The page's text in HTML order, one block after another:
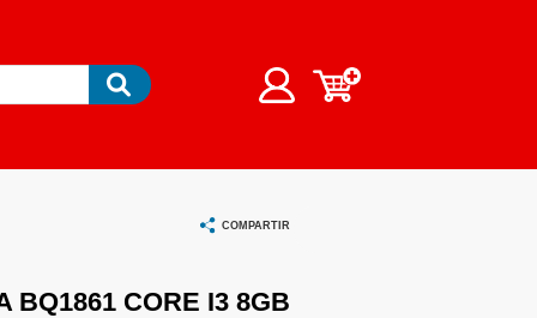
COMPARTIR
BQ1861 CORE I3 8GB